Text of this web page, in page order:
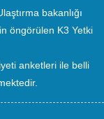
bakanlığı
öngörülen K3 Yetki
anketleri ile belli